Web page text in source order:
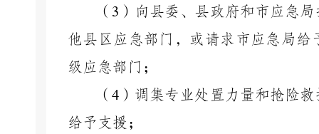
（ 3 ）向县委、县政府和市应急
他县区应急部门，或请求市应急局
级应急部门；
（ 4 ）调集专业处置力量和抢险
给予支援；